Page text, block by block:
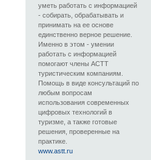
уметь работать с информацией
- собирать, обрабатывать и
принимать на ее основе
единственно верное решение.
Именно в этом - умении
работать с информацией
помогают члены АСТТ
туристическим компаниям.
Помощь в виде консультаций по
любым вопросам
использования современных
цифровых технологий в
туризме, а также готовые
решения, проверенные на
практике.
www.astt.ru